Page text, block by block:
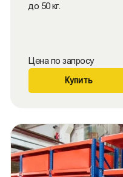
до 50 кг.
Цена по запросу
Купить